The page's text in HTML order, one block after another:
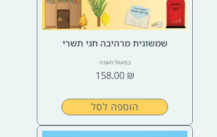
שמשונית מרהיבה חגי תשרי
במעגל השנה
158.00 ₪
הוספה לסל